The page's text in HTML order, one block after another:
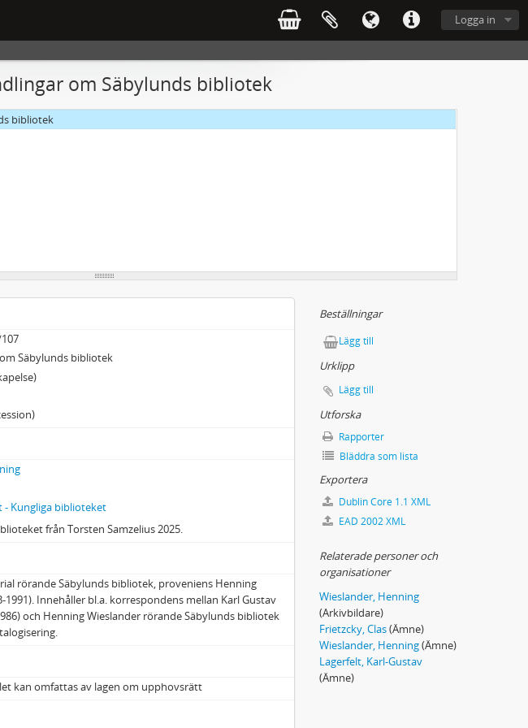
Logga in
om Säbylunds bibliotek
bibliotek
Säbylunds bibliotek
- Kungliga biblioteket
från Torsten Samzelius 2025.
rörande Säbylunds bibliotek, proveniens Henning
1991). Innehåller bl.a. korrespondens mellan Karl Gustav
och Henning Wieslander rörande Säbylunds bibliotek
kan omfattas av lagen om upphovsrätt
Beställningar
Lägg till
Urklipp
Lägg till
Utforska
Rapporter
Bläddra som lista
Exportera
Dublin Core 1.1 XML
EAD 2002 XML
Relaterade personer och
organisationer
Wieslander, Henning
(Arkivbildare)
Frietzcky, Clas(Ämne)
Wieslander, Henning(Ämne)
Lagerfelt, Karl-Gustav
(Ämne)